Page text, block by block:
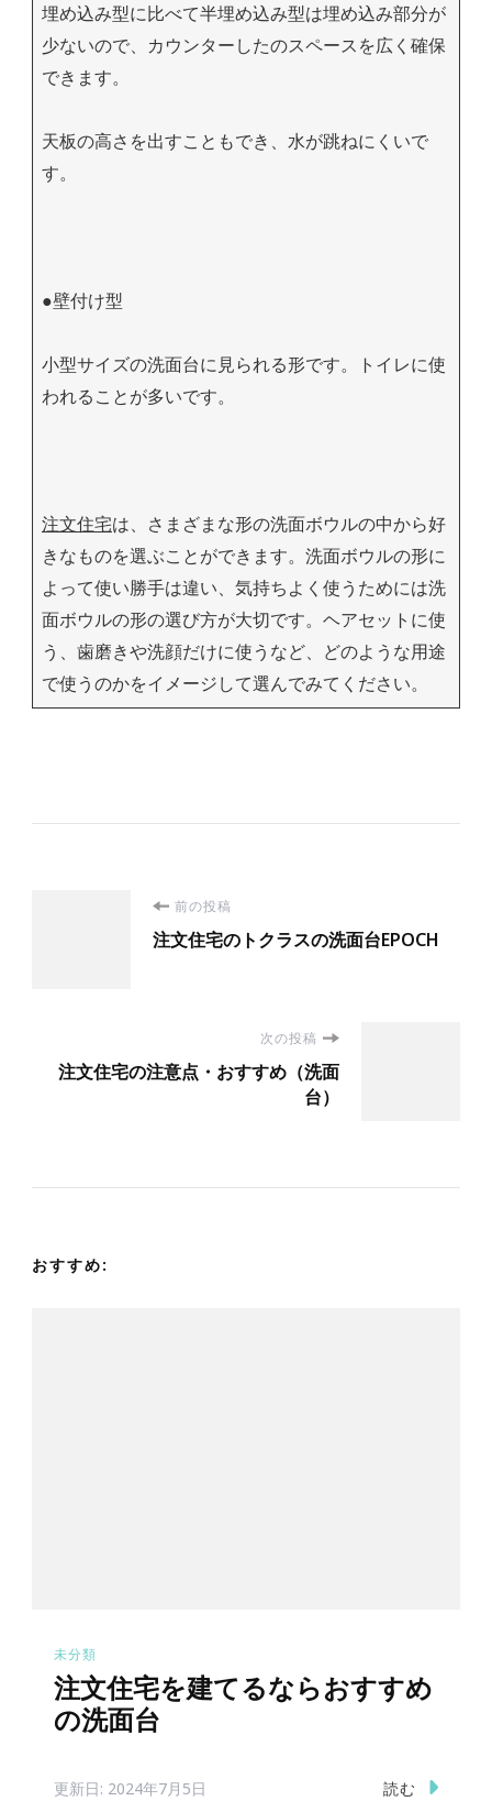
埋め込み型に比べて半埋め込み型は埋め込み部分が
少ないので、カウンターしたのスペースを広く確保
できます。
天板の高さを出すこともでき、水が跳ねにくいで
す。
●壁付け型
小型サイズの洗面台に見られる形です。トイレに使
われることが多いです。
注文住宅は、さまざまな形の洗面ボウルの中から好
きなものを選ぶことができます。洗面ボウルの形に
よって使い勝手は違い、気持ちよく使うためには洗
面ボウルの形の選び方が大切です。ヘアセットに使
う、歯磨きや洗顔だけに使うなど、どのような用途
で使うのかをイメージして選んでみてください。
ビ
ー
ョ
前の投稿
注文住宅のトクラスの洗面台EPOCH
次の投稿
注文住宅の注意点・おすすめ（洗面
台）
おすすめ:
未分類
注文住宅を建てるならおすすめ
の洗面台
更新日: 2024年7月5日 読む